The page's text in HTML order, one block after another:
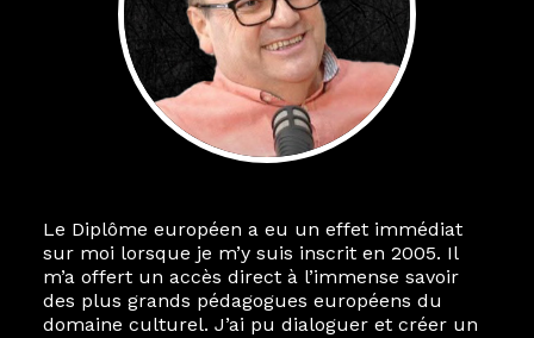
Le Diplôme européen a eu un effet immédiat
sur moi lorsque je m’y suis inscrit en 2005. Il
m’a offert un accès direct à l’immense savoir
des plus grands pédagogues européens du
domaine culturel. J’ai pu dialoguer et créer un